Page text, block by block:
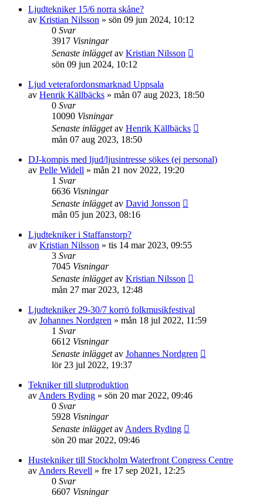
Ljudtekniker 15/6 norra skåne?
av Kristian Nilsson » sön 09 jun 2024, 10:12
0 Svar
3917 Visningar
Senaste inläggetav Kristian Nilsson
sön 09 jun 2024, 10:12
Ljud veterafordonsmarknad Uppsala
av Henrik Källbäcks » mån 07 aug 2023, 18:50
0 Svar
10090 Visningar
Senaste inläggetav Henrik Källbäcks
mån 07 aug 2023, 18:50
DJ-kompis med ljud/ljusintresse sökes (ej personal)
av Pelle Widell » mån 21 nov 2022, 19:20
1 Svar
6636 Visningar
Senaste inläggetav David Jonsson
mån 05 jun 2023, 08:16
Ljudtekniker i Staffanstorp?
av Kristian Nilsson » tis 14 mar 2023, 09:55
3 Svar
7045 Visningar
Senaste inläggetav Kristian Nilsson
mån 27 mar 2023, 12:48
Ljudtekniker 29-30/7 korrö folkmusikfestival
av Johannes Nordgren » mån 18 jul 2022, 11:59
1 Svar
6612 Visningar
Senaste inläggetav Johannes Nordgren
lör 23 jul 2022, 19:37
Tekniker till slutproduktion
av Anders Ryding » sön 20 mar 2022, 09:46
0 Svar
5928 Visningar
Senaste inläggetav Anders Ryding
sön 20 mar 2022, 09:46
Hustekniker till Stockholm Waterfront Congress Centre
av Anders Revell » fre 17 sep 2021, 12:25
0 Svar
6607 Visningar